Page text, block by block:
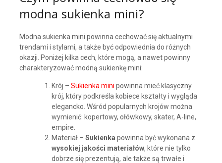
modna sukienka mini?
Modna sukienka mini powinna cechować się aktualnymi
trendami i stylami, a także być odpowiednia do różnych
okazji. Poniżej kilka cech, które mogą, a nawet powinny
charakteryzować modną sukienkę mini:
Krój – Sukienka mini powinna mieć klasyczny
krój, który podkreśla kobiece kształty i wygląda
elegancko. Wśród popularnych krojów można
wymienić: kopertowy, ołówkowy, skater, A-line,
empire.
Materiał – Sukienka powinna być wykonana z
wysokiej jakości materiałów, które nie tylko
dobrze się prezentują, ale także są trwałe i